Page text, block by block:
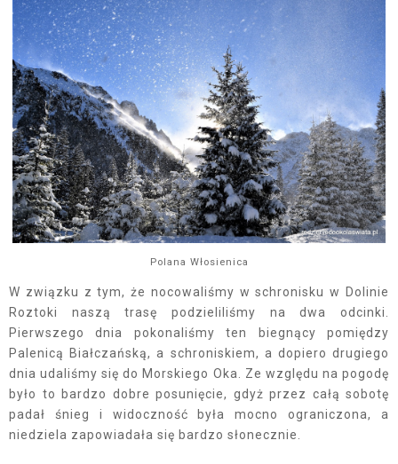
Polana Włosienica
W związku z tym, że nocowaliśmy w schronisku w Dolinie
Roztoki naszą trasę podzieliliśmy na dwa odcinki.
Pierwszego dnia pokonaliśmy ten biegnący pomiędzy
Palenicą Białczańską, a schroniskiem, a dopiero drugiego
dnia udaliśmy się do Morskiego Oka. Ze względu na pogodę
było to bardzo dobre posunięcie, gdyż przez całą sobotę
padał śnieg i widoczność była mocno ograniczona, a
niedziela zapowiadała się bardzo słonecznie.